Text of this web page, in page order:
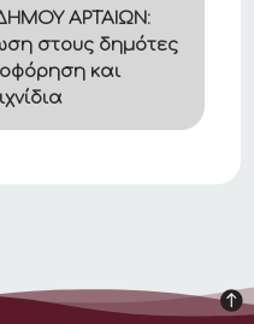
ΑΡΤΑΙΩΝ:
στους δημότες
και